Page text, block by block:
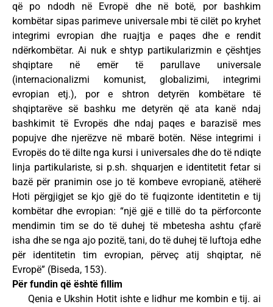
që po ndodh në Evropë dhe në botë, por bashkim
kombëtar sipas parimeve universale mbi të cilët po kryhet
integrimi evropian dhe ruajtja e paqes dhe e rendit
ndërkombëtar. Ai nuk e shtyp partikularizmin e çështjes
shqiptare në emër të parullave universale
(internacionalizmi komunist, globalizimi, integrimi
evropian etj.), por e shtron detyrën kombëtare të
shqiptarëve së bashku me detyrën që ata kanë ndaj
bashkimit të Evropës dhe ndaj paqes e barazisë mes
popujve dhe njerëzve në mbarë botën. Nëse integrimi i
Evropës do të dilte nga kursi i universales dhe do të ndiqte
linja partikulariste, si p.sh. shquarjen e identitetit fetar si
bazë për pranimin ose jo të kombeve evropianë, atëherë
Hoti përgjigjet se kjo gjë do të fuqizonte identitetin e tij
kombëtar dhe evropian: “një gjë e tillë do ta përforconte
mendimin tim se do të duhej të mbetesha ashtu çfarë
isha dhe se nga ajo pozitë, tani, do të duhej të luftoja edhe
për identitetin tim evropian, përveç atij shqiptar, në
Evropë” (Biseda, 153).
Për fundin që është fillim
Qenia e Ukshin Hotit ishte e lidhur me kombin e tij. ai